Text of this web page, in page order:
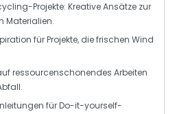
Projekte: Kreative Ansätze zur
Materialien.
für Projekte, die frischen Wind
ressourcenschonendes Arbeiten
für Do-it-yourself-